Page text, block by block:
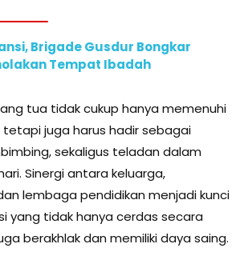
Brigade Gusdur Bongkar
Tempat Ibadah
tua tidak cukup hanya memenuhi
juga harus hadir sebagai
sekaligus teladan dalam
Sinergi antara keluarga,
lembaga pendidikan menjadi kunci
yang tidak hanya cerdas secara
berakhlak dan memiliki daya saing.